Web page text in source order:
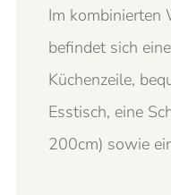
Im kombinierten
befindet sich
Küchenzeile,
Esstisch, eine
200cm) sowie